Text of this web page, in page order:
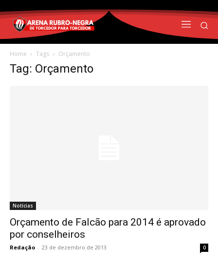
Home Tags Orçamento
Tag: Orçamento
Notícias
Orçamento de Falcão para 2014 é aprovado
por conselheiros
Redação - 23 de dezembro de 2013 0